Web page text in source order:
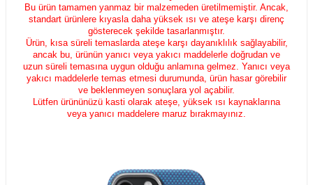
Bu ürün tamamen yanmaz bir malzemeden üretilmemiştir. Ancak,
standart ürünlere kıyasla daha yüksek ısı ve ateşe karşı direnç
gösterecek şekilde tasarlanmıştır.
Ürün, kısa süreli temaslarda ateşe karşı dayanıklılık sağlayabilir,
ancak bu, ürünün yanıcı veya yakıcı maddelerle doğrudan ve
uzun süreli temasına uygun olduğu anlamına gelmez. Yanıcı veya
yakıcı maddelerle temas etmesi durumunda, ürün hasar görebilir
ve beklenmeyen sonuçlara yol açabilir.
Lütfen ürününüzü kasti olarak ateşe, yüksek ısı kaynaklarına
veya yanıcı maddelere maruz bırakmayınız.